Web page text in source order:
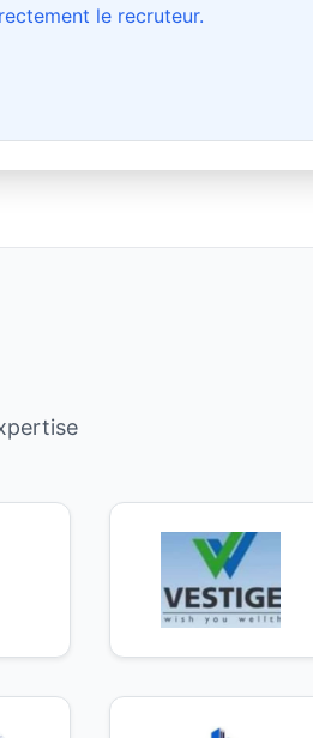
le recruteur.